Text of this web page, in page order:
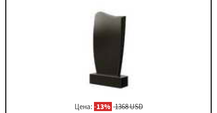
Цена: -13% 1368 USD